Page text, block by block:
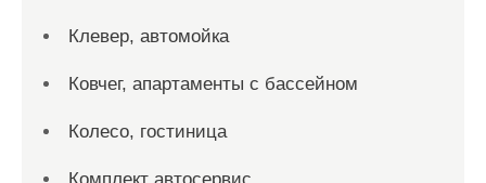
Клевер, автомойка
Ковчег, апартаменты с бассейном
Колесо, гостиница
Комплект автосервис